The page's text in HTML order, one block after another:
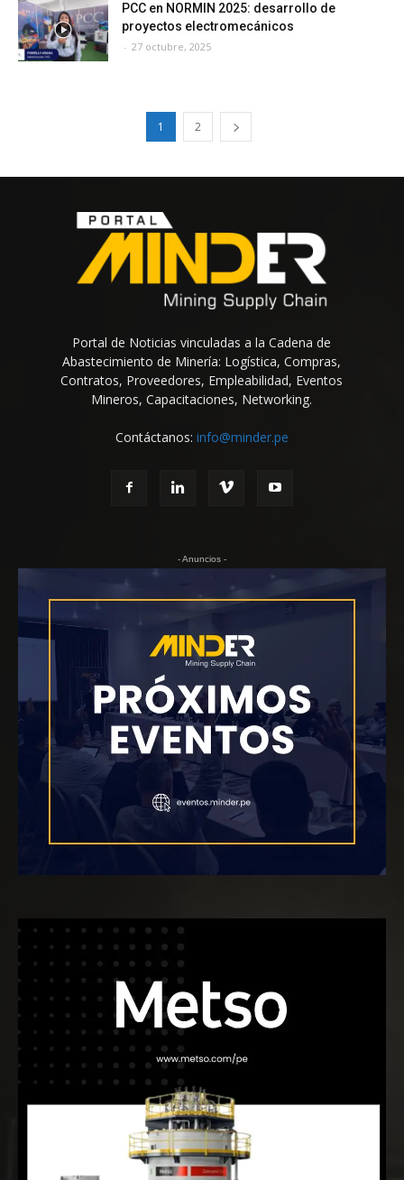
PCC en NORMIN 2025: desarrollo de
proyectos electromecánicos
- 27 octubre, 2025
1 2
Portal de Noticias vinculadas a la Cadena de
Abastecimiento de Minería: Logística, Compras,
Contratos, Proveedores, Empleabilidad, Eventos
Mineros, Capacitaciones, Networking.
Contáctanos: info@minder.pe
- Anuncios -